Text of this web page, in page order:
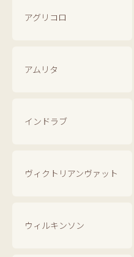
アグリコロ
アムリタ
インドラブ
ヴィクトリアンヴァット
ウィルキンソン